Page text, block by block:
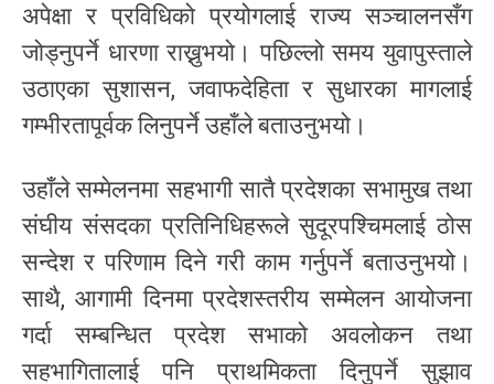
अपेक्षा र प्रविधिको प्रयोगलाई राज्य सञ्चालनसँग
जोड्नुपर्ने धारणा राख्नुभयो। पछिल्लो समय युवापुस्ताले
उठाएका सुशासन, जवाफदेहिता र सुधारका मागलाई
गम्भीरतापूर्वक लिनुपर्ने उहाँले बताउनुभयो।
उहाँले सम्मेलनमा सहभागी सातै प्रदेशका सभामुख तथा
संघीय संसदका प्रतिनिधिहरूले सुदूरपश्चिमलाई ठोस
सन्देश र परिणाम दिने गरी काम गर्नुपर्ने बताउनुभयो।
साथै, आगामी दिनमा प्रदेशस्तरीय सम्मेलन आयोजना
गर्दा सम्बन्धित प्रदेश सभाको अवलोकन तथा
सहभागितालाई पनि प्राथमिकता दिनुपर्ने सुझाव